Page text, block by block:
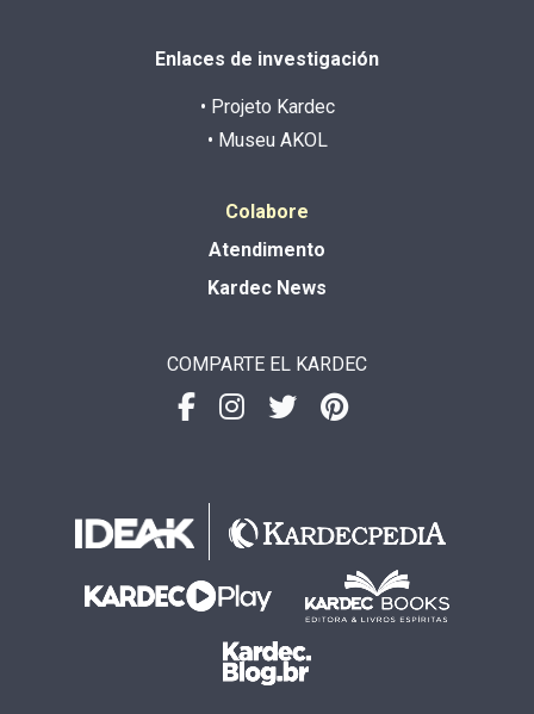
Enlaces de investigación
• Projeto Kardec
• Museu AKOL
Colabore
Atendimento
Kardec News
COMPARTE EL KARDEC